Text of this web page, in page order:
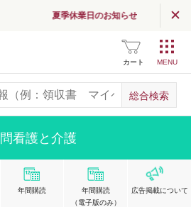
夏季休業日のお知らせ
カート
看護と介護
年間購読
年間購読
（電子版のみ）
広告掲載について